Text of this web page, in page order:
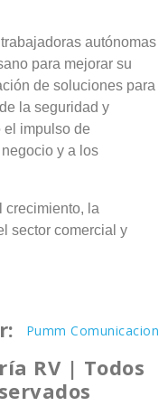
autónomas
para mejorar su
de soluciones para
la seguridad y
el impulso de
y a los
crecimiento, la
sector comercial y
Pumm Comunicacion
RV | Todos